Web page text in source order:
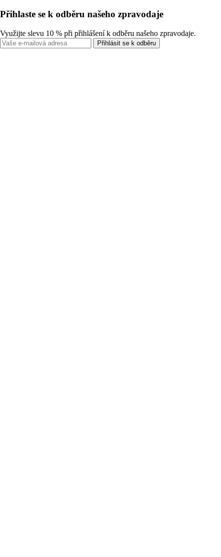
Přihlaste se k odběru našeho zpravodaje
Využijte slevu 10 % při přihlášení k odběru našeho zpravodaje.
Přihlásit se k odběru